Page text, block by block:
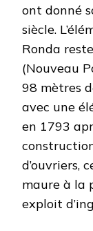
ont donné
siècle.
Ronda
(Nouveau
98 mètres
avec une
en 1793
d’ouvriers,
maure à la
exploit